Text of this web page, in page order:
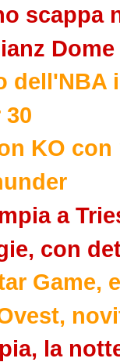
scappa
Dome
dell'NBA
KO
a
con
Game,
la